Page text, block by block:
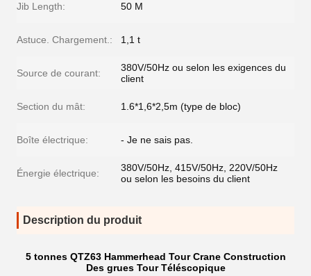
Jib Length: 50 M
Astuce. Chargement.: 1,1 t
Source de courant:
380V/50Hz ou selon les exigences du
client
Section du mât: 1.6*1,6*2,5m (type de bloc)
Boîte électrique: - Je ne sais pas.
Énergie électrique:
380V/50Hz, 415V/50Hz, 220V/50Hz
ou selon les besoins du client
Description du produit
5 tonnes QTZ63 Hammerhead Tour Crane Construction
Des grues Tour Téléscopique